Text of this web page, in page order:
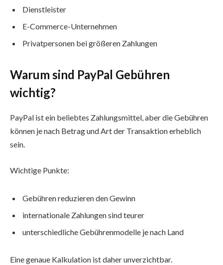
Dienstleister
E-Commerce-Unternehmen
Privatpersonen bei größeren Zahlungen
Warum sind PayPal Gebühren
wichtig?
PayPal ist ein beliebtes Zahlungsmittel, aber die Gebühren
können je nach Betrag und Art der Transaktion erheblich
sein.
Wichtige Punkte:
Gebühren reduzieren den Gewinn
internationale Zahlungen sind teurer
unterschiedliche Gebührenmodelle je nach Land
Eine genaue Kalkulation ist daher unverzichtbar.